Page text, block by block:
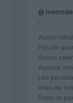
@
:
Aucun
Pas de
Aucun
Aucune
Les
elles ne
Donc un